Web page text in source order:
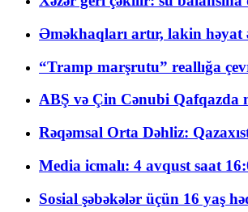
Əməkhaqları artır, lakin həyat
“Tramp marşrutu” reallığa
ABŞ və Çin Cənubi Qafqazda
Rəqəmsal Orta Dəhliz:
Media icmalı: 4 avqust saat
Sosial şəbəkələr üçün 16 yaş